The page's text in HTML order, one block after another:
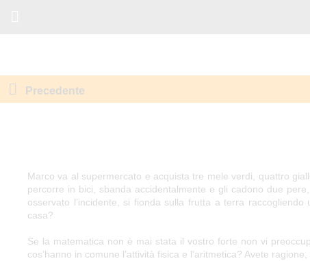
Precedente
Marco va al supermercato e acquista tre mele verdi, quattro
percorre in bici, sbanda accidentalmente e gli cadono due
osservato l’incidente, si fionda sulla frutta a terra
casa?
Se la matematica non è mai stata il vostro forte non vi
cos’hanno in comune l’attività fisica e l’aritmetica? Avete